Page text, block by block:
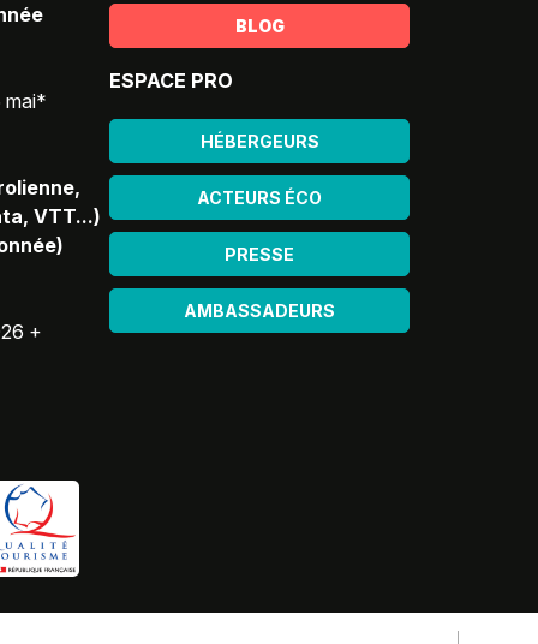
mai*
VTT...)
+
BLOG
ESPACE PRO
HÉBERGEURS
ACTEURS ÉCO
PRESSE
AMBASSADEURS